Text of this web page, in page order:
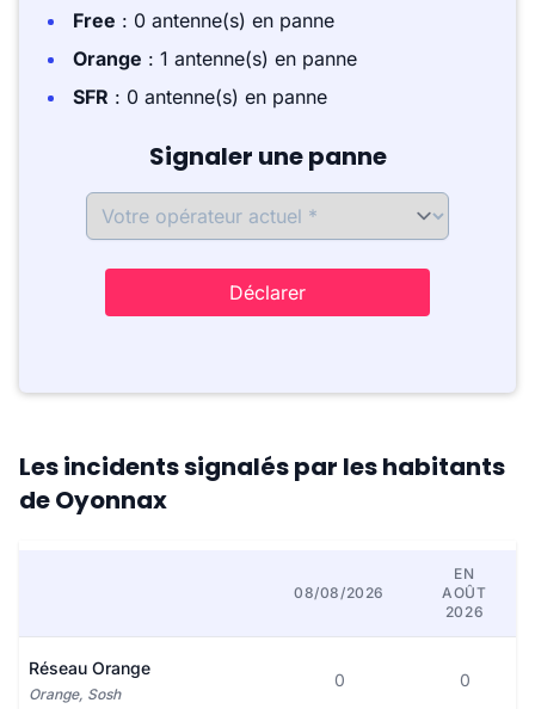
Free : 0 antenne(s) en panne
Orange : 1 antenne(s) en panne
SFR : 0 antenne(s) en panne
Signaler une panne
Déclarer
Les incidents signalés par les habitants
de Oyonnax
08/08/2026
EN
AOÛT
2026
Réseau Orange
Orange, Sosh
0 0